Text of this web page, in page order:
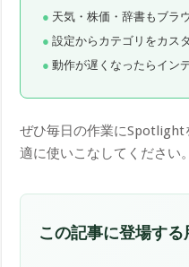
天気・株価・辞書もブラ
設定からカテゴリをカス
動作が遅くなったらイン
ぜひ毎日の作業にSpotlight
適に使いこなしてください。
この記事に登場する